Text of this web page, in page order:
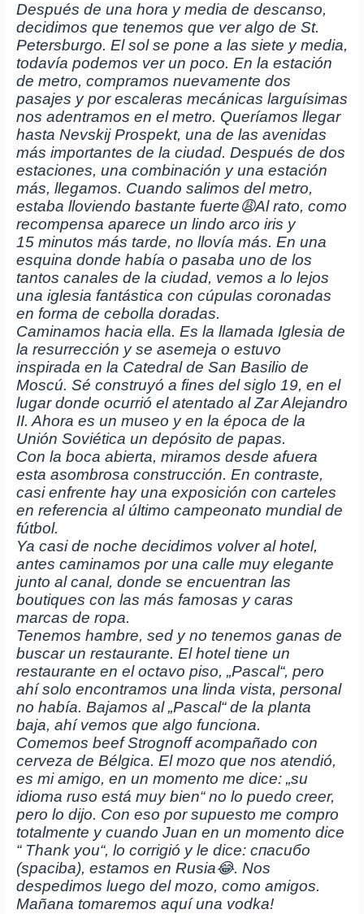
Después de una hora y media de descanso,
decidimos que tenemos que ver algo de St.
Petersburgo. El sol se pone a las siete y media,
todavía podemos ver un poco. En la estación
de metro, compramos nuevamente dos
pasajes y por escaleras mecánicas larguísimas
nos adentramos en el metro. Queríamos llegar
hasta Nevskij Prospekt, una de las avenidas
más importantes de la ciudad. Después de dos
estaciones, una combinación y una estación
más, llegamos. Cuando salimos del metro,
estaba lloviendo bastante fuerte😩Al rato, como
recompensa aparece un lindo arco iris y
15 minutos más tarde, no llovía más. En una
esquina donde había o pasaba uno de los
tantos canales de la ciudad, vemos a lo lejos
una iglesia fantástica con cúpulas coronadas
en forma de cebolla doradas.
Caminamos hacia ella. Es la llamada Iglesia de
la resurrección y se asemeja o estuvo
inspirada en la Catedral de San Basilio de
Moscú. Sé construyó a fines del siglo 19, en el
lugar donde ocurrió el atentado al Zar Alejandro
II. Ahora es un museo y en la época de la
Unión Soviética un depósito de papas.
Con la boca abierta, miramos desde afuera
esta asombrosa construcción. En contraste,
casi enfrente hay una exposición con carteles
en referencia al último campeonato mundial de
fútbol.
Ya casi de noche decidimos volver al hotel,
antes caminamos por una calle muy elegante
junto al canal, donde se encuentran las
boutiques con las más famosas y caras
marcas de ropa.
Tenemos hambre, sed y no tenemos ganas de
buscar un restaurante. El hotel tiene un
restaurante en el octavo piso, „Pascal“, pero
ahí solo encontramos una linda vista, personal
no había. Bajamos al „Pascal“ de la planta
baja, ahí vemos que algo funciona.
Comemos beef Strognoff acompañado con
cerveza de Bélgica. El mozo que nos atendió,
es mi amigo, en un momento me dice: „su
idioma ruso está muy bien“ no lo puedo creer,
pero lo dijo. Con eso por supuesto me compro
totalmente y cuando Juan en un momento dice
“ Thank you“, lo corrigió y le dice: спасибо
(spaciba), estamos en Rusia😂. Nos
despedimos luego del mozo, como amigos.
Mañana tomaremos aquí una vodka!